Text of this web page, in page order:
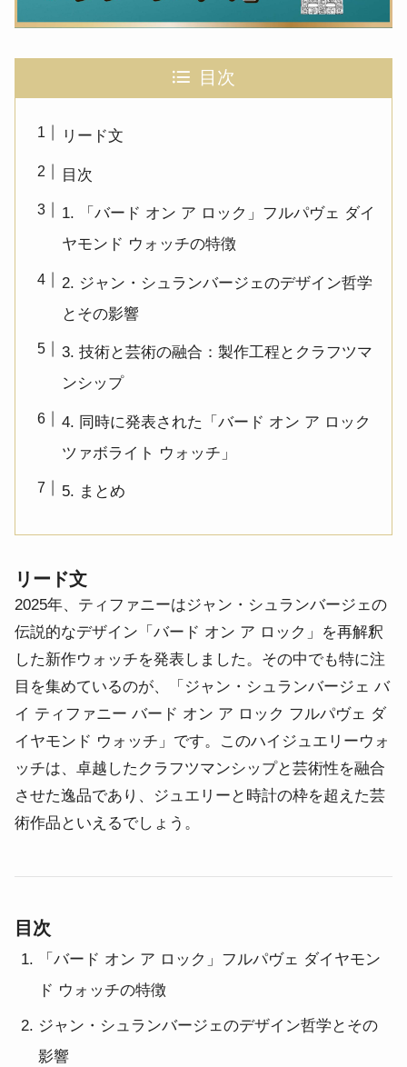
目次
リード文
目次
1. 「バード オン ア ロック」フルパヴェ ダイ
ヤモンド ウォッチの特徴
2. ジャン・シュランバージェのデザイン哲学
とその影響
3. 技術と芸術の融合：製作工程とクラフツマ
ンシップ
4. 同時に発表された「バード オン ア ロック
ツァボライト ウォッチ」
5. まとめ
リード文
2025年、ティファニーはジャン・シュランバージェの
伝説的なデザイン「バード オン ア ロック」を再解釈
した新作ウォッチを発表しました。 その中でも特に注
目を集めているのが、「ジャン・シュランバージェ バ
イ ティファニー バード オン ア ロック フルパヴェ ダ
イヤモンド ウォッチ」です。 このハイジュエリーウォ
ッチは、卓越したクラフツマンシップと芸術性を融合
させた逸品であり、ジュエリーと時計の枠を超えた芸
術作品といえるでしょう。
目次
「バード オン ア ロック」フルパヴェ ダイヤモン
ド ウォッチの特徴
ジャン・シュランバージェのデザイン哲学とその
影響